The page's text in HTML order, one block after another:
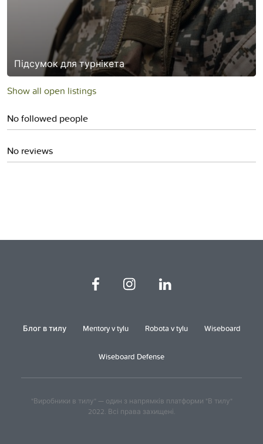
Підсумок для турнікета
Show all open listings
No followed people
No reviews
Блог в тилу Mentory v tylu Robota v tylu Wiseboard
Wiseboard Defense
"Виробники в тилу" — один з напрямків платформи "В тилу"
2022. Всі права захищені.